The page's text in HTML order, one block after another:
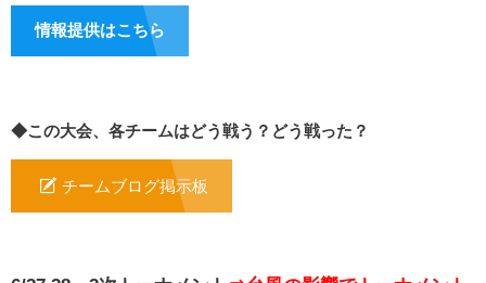
情報提供はこちら
◆この大会、各チームはどう戦う？どう戦った？
チームブログ掲示板